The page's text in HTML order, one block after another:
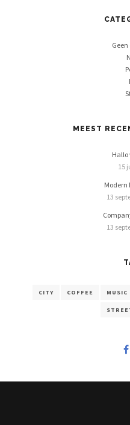
MEEST
Hallo
15
Modern
13
13
CITY COFFEE MUSIC